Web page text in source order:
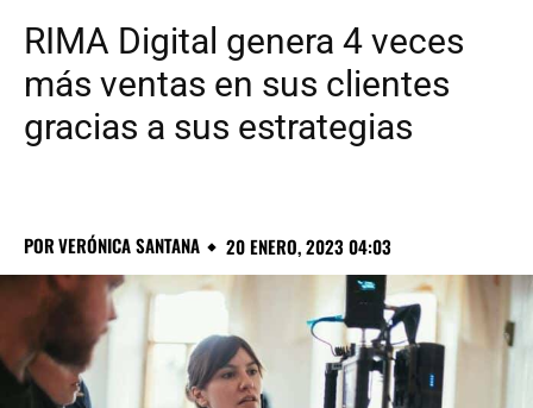
RIMA Digital genera 4 veces
más ventas en sus clientes
gracias a sus estrategias
PORVERÓNICA SANTANA 20 ENERO, 2023 04:03